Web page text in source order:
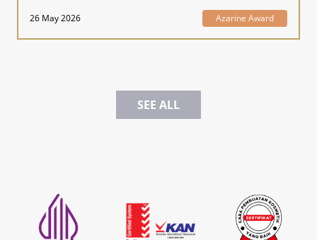
26 May 2026 Azarine Award
SEE ALL